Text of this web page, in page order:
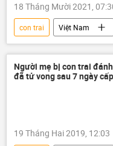
18 Tháng Mười 2021,
con trai Việt Nam
Bộ Chính Trị VN
bí
bầu cử
Người mẹ bị con trai
đã tử vong sau 7 ngày
19 Tháng Hai 2019, 12:03